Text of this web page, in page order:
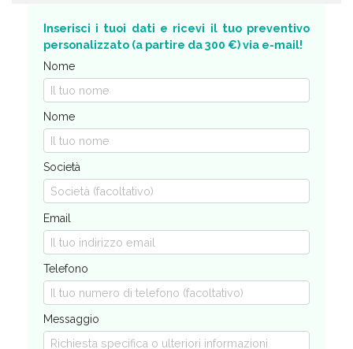
Inserisci i tuoi dati e ricevi il tuo preventivo
personalizzato (a partire da 300 €) via e-mail!
Nome
Nome
Società
Email
Telefono
Messaggio